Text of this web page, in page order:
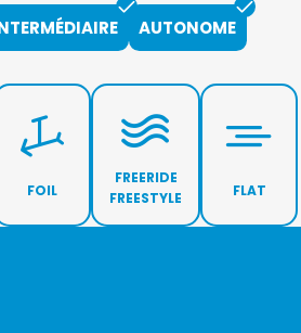
AUTONOME
FOIL
FREERIDE
FREESTYLE
FLAT